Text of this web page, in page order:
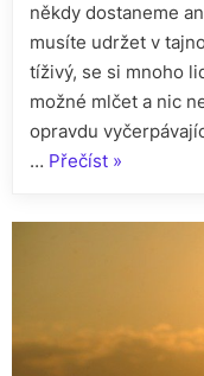
někdy dostaneme
musíte udržet v
tíživý, se si mnoho
možné mlčet a nic
opravdu
… Přečíst„Jde
tajemství?“
»